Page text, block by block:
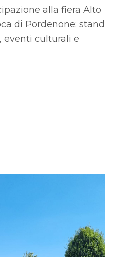
alla fiera Alto
di Pordenone: stand
eventi culturali e